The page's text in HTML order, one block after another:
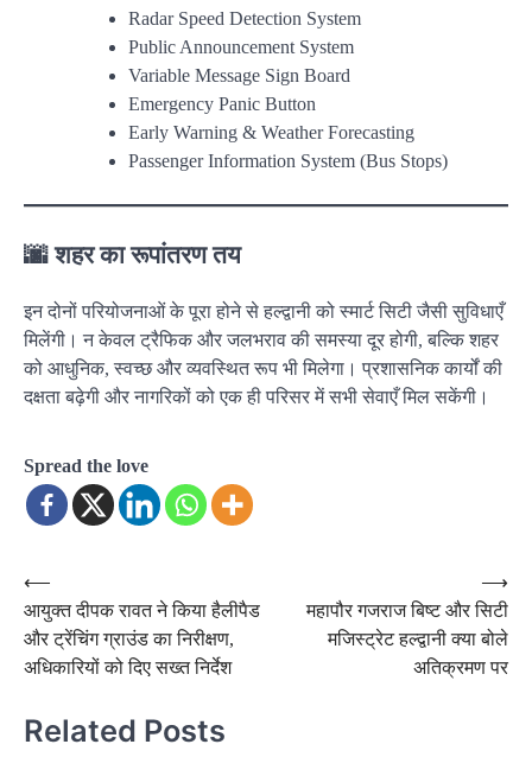
Radar Speed Detection System
Public Announcement System
Variable Message Sign Board
Emergency Panic Button
Early Warning & Weather Forecasting
Passenger Information System (Bus Stops)
🌆शहर का रूपांतरण तय
इन दोनों परियोजनाओं के पूरा होने से हल्द्वानी को स्मार्ट सिटी जैसी सुविधाएँ
मिलेंगी। न केवल ट्रैफिक और जलभराव की समस्या दूर होगी, बल्कि शहर
को आधुनिक, स्वच्छ और व्यवस्थित रूप भी मिलेगा। प्रशासनिक कार्यों की
दक्षता बढ़ेगी और नागरिकों को एक ही परिसर में सभी सेवाएँ मिल सकेंगी।
Spread the love
Post
navigation
⟵
आयुक्त दीपक रावत ने किया हैलीपैड
और ट्रेंचिंग ग्राउंड का निरीक्षण,
अधिकारियों को दिए सख्त निर्देश
महापौर गजराज बिष्ट और सिटी
मजिस्ट्रेट हल्द्वानी क्या बोले
अतिक्रमण पर
⟶
Related Posts